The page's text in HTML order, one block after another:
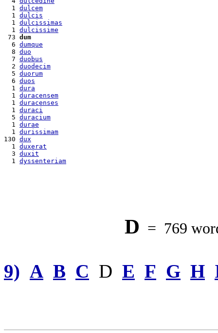
  1
dulcem
  1
dulcis
  1
dulcissimas
  1
dulcissime
73 dum
  6
dumque
  8
duo
  7
duobus
  2
duodecim
  5
duorum
  6
duos
  1
dura
  1
duracensem
  1
duracenses
  1
duraci
  5
duracium
  1
durae
  1
durissimam
130 dux
  1
duxerat
  3
duxit
  1
dyssenteriam
D = 769
9) A B C D E F G H